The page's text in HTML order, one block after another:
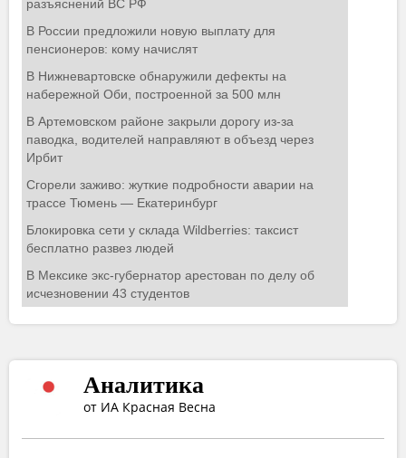
Аналитика
от ИА Красная Весна